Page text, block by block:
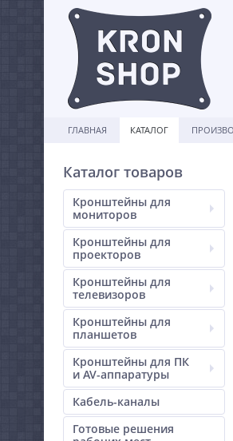
ГЛАВНАЯ КАТАЛОГ
Каталог товаров
Кронштейны для
мониторов
Кронштейны для
проекторов
Кронштейны для
телевизоров
Кронштейны для
планшетов
Кронштейны для ПК
и AV-аппаратуры
Кабель-каналы
Готовые решения